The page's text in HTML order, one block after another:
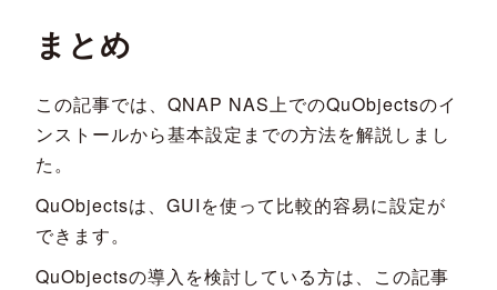
まとめ
この記事では、QNAP NAS上でのQuObjectsのイ
ンストールから基本設定までの方法を解説しまし
た。
QuObjectsは、GUIを使って比較的容易に設定が
できます。
QuObjectsの導入を検討している方は、この記事